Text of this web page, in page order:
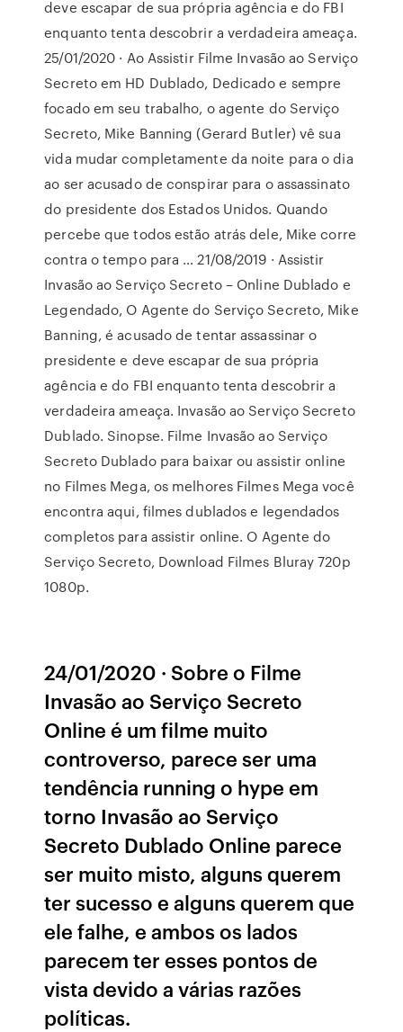
deve escapar de sua própria agência e do FBI
enquanto tenta descobrir a verdadeira ameaça.
25/01/2020 · Ao Assistir Filme Invasão ao Serviço
Secreto em HD Dublado, Dedicado e sempre
focado em seu trabalho, o agente do Serviço
Secreto, Mike Banning (Gerard Butler) vê sua
vida mudar completamente da noite para o dia
ao ser acusado de conspirar para o assassinato
do presidente dos Estados Unidos. Quando
percebe que todos estão atrás dele, Mike corre
contra o tempo para … 21/08/2019 · Assistir
Invasão ao Serviço Secreto – Online Dublado e
Legendado, O Agente do Serviço Secreto, Mike
Banning, é acusado de tentar assassinar o
presidente e deve escapar de sua própria
agência e do FBI enquanto tenta descobrir a
verdadeira ameaça. Invasão ao Serviço Secreto
Dublado. Sinopse. Filme Invasão ao Serviço
Secreto Dublado para baixar ou assistir online
no Filmes Mega, os melhores Filmes Mega você
encontra aqui, filmes dublados e legendados
completos para assistir online. O Agente do
Serviço Secreto, Download Filmes Bluray 720p
1080p.
24/01/2020 · Sobre o Filme
Invasão ao Serviço Secreto
Online é um filme muito
controverso, parece ser uma
tendência running o hype em
torno Invasão ao Serviço
Secreto Dublado Online parece
ser muito misto, alguns querem
ter sucesso e alguns querem que
ele falhe, e ambos os lados
parecem ter esses pontos de
vista devido a várias razões
políticas.